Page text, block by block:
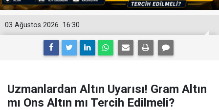
16:30
03 Ağustos 2026
Uzmanlardan Altın Uyarısı! Gram Altın
mı Ons Altın mı Tercih Edilmeli?